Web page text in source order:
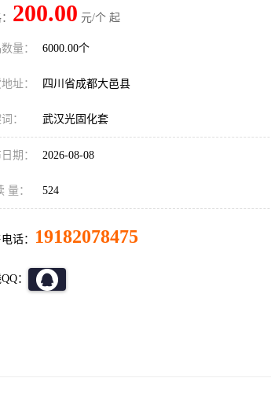
200.00 元/个 起
量： 6000.00个
址： 四川省成都大邑县
： 武汉光固化套
期： 2026-08-08
量： 524
话： 19182078475
：